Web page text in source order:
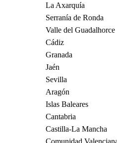
La Axarquía
Serranía de Ronda
Valle del Guadalhorce
Cádiz
Granada
Jaén
Sevilla
Aragón
Islas Baleares
Cantabria
Castilla-La Mancha
Comunidad